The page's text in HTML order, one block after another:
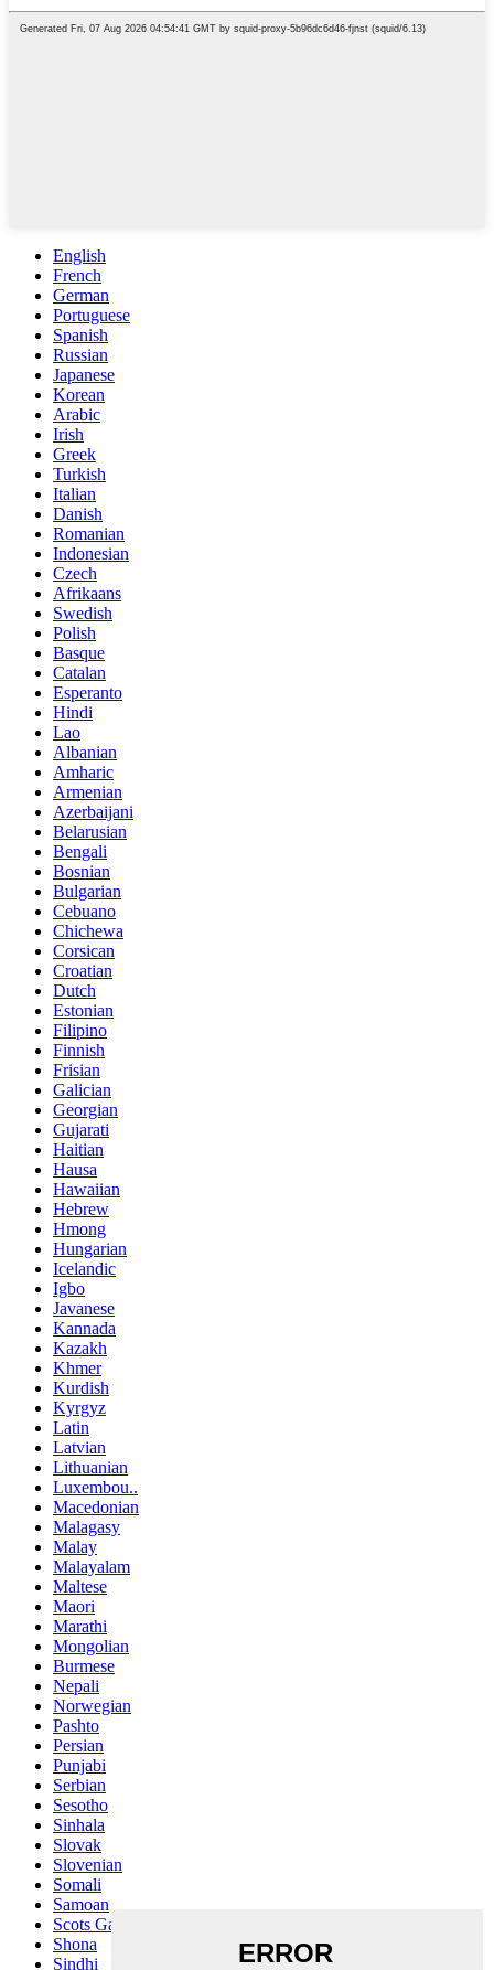
English
French
German
Portuguese
Spanish
Russian
Japanese
Korean
Arabic
Irish
Greek
Turkish
Italian
Danish
Romanian
Indonesian
Czech
Afrikaans
Swedish
Polish
Basque
Catalan
Esperanto
Hindi
Lao
Albanian
Amharic
Armenian
Azerbaijani
Belarusian
Bengali
Bosnian
Bulgarian
Cebuano
Chichewa
Corsican
Croatian
Dutch
Estonian
Filipino
Finnish
Frisian
Galician
Georgian
Gujarati
Haitian
Hausa
Hawaiian
Hebrew
Hmong
Hungarian
Icelandic
Igbo
Javanese
Kannada
Kazakh
Khmer
Kurdish
Kyrgyz
Latin
Latvian
Lithuanian
Luxembou..
Macedonian
Malagasy
Malay
Malayalam
Maltese
Maori
Marathi
Mongolian
Burmese
Nepali
Norwegian
Pashto
Persian
Punjabi
Serbian
Sesotho
Sinhala
Slovak
Slovenian
Somali
Samoan
Scots Gaelic
Shona
Sindhi